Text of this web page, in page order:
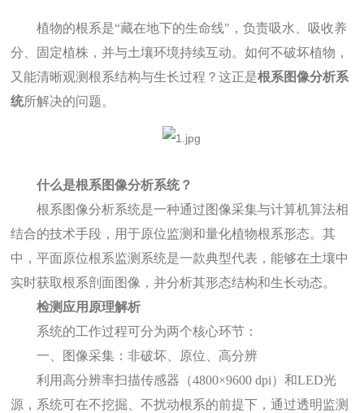
植物的根系是“藏在地下的生命线"，负责吸水、吸收养
分、固定植株，并与土壤环境持续互动。如何不破坏植物，
又能清晰观测根系结构与生长过程？这正是根系图像分析系
统所解决的问题。
什么是根系图像分析系统？
根系图像分析系统是一种通过图像采集与计算机算法相
结合的技术手段，用于原位监测和量化植物根系形态。其
中，平面原位根系监测系统是一款典型代表，能够在土壤中
实时获取根系剖面图像，并分析其形态结构和生长动态。
检测应用原理解析
系统的工作过程可分为两个核心环节：
一、图像采集：非破坏、原位、高分辨
利用高分辨率扫描传感器（4800×9600 dpi）和LED光
源，系统可在不挖掘、不扰动根系的前提下，通过透明监测